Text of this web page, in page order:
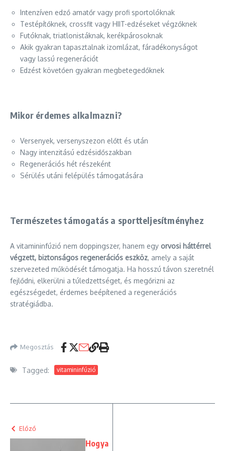
Intenzíven edző amatőr vagy profi sportolóknak
Testépítőknek, crossfit vagy HIIT-edzéseket végzőknek
Futóknak, triatlonistáknak, kerékpárosoknak
Akik gyakran tapasztalnak izomlázat, fáradékonyságot
vagy lassú regenerációt
Edzést követően gyakran megbetegedőknek
Mikor érdemes alkalmazni?
Versenyek, versenyszezon előtt és után
Nagy intenzitású edzésidőszakban
Regenerációs hét részeként
Sérülés utáni felépülés támogatására
Természetes támogatás a sportteljesítményhez
A vitamininfúzió nem doppingszer, hanem egy orvosi háttérrel
végzett, biztonságos regenerációs eszköz, amely a saját
szervezeted működését támogatja. Ha hosszú távon szeretnél
fejlődni, elkerülni a túledzettséget, és megőrizni az
egészségedet, érdemes beépítened a regenerációs
stratégiádba.
Megosztás
Tagged: vitamininfúzió
Előző
Hogya